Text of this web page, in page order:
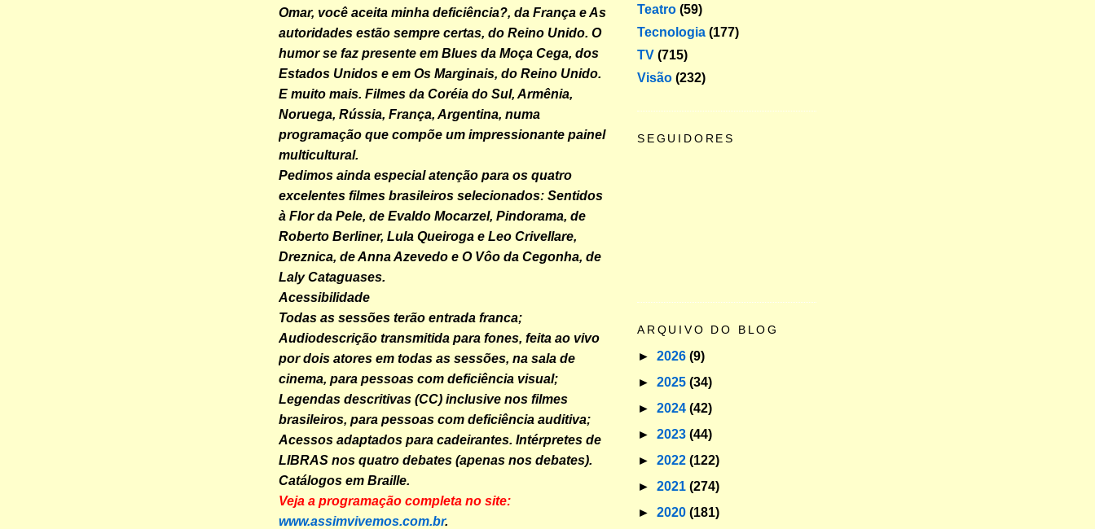
Omar, você aceita minha deficiência?, da França e As
autoridades estão sempre certas, do Reino Unido. O
humor se faz presente em Blues da Moça Cega, dos
Estados Unidos e em Os Marginais, do Reino Unido.
E muito mais. Filmes da Coréia do Sul, Armênia,
Noruega, Rússia, França, Argentina, numa
programação que compõe um impressionante painel
multicultural.
Pedimos ainda especial atenção para os quatro
excelentes filmes brasileiros selecionados: Sentidos
à Flor da Pele, de Evaldo Mocarzel, Pindorama, de
Roberto Berliner, Lula Queiroga e Leo Crivellare,
Dreznica, de Anna Azevedo e O Vôo da Cegonha, de
Laly Cataguases.
Acessibilidade
Todas as sessões terão entrada franca;
Audiodescrição transmitida para fones, feita ao vivo
por dois atores em todas as sessões, na sala de
cinema, para pessoas com deficiência visual;
Legendas descritivas (CC) inclusive nos filmes
brasileiros, para pessoas com deficiência auditiva;
Acessos adaptados para cadeirantes. Intérpretes de
LIBRAS nos quatro debates (apenas nos debates).
Catálogos em Braille.
Veja a programação completa no site:
www.assimvivemos.com.br.
Teatro (59)
Tecnologia (177)
TV (715)
Visão (232)
SEGUIDORES
ARQUIVO DO BLOG
► 2026 (9)
► 2025 (34)
► 2024 (42)
► 2023 (44)
► 2022 (122)
► 2021 (274)
► 2020 (181)